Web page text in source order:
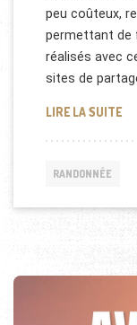
peu coûteux,
permettant de
réalisés avec
sites de
LIRE LA SUITE
RANDONNÉE